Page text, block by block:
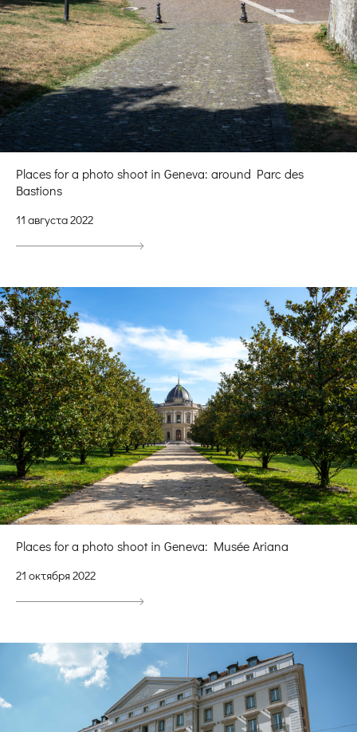
Places for a photo shoot in Geneva: around Parc des
Bastions
11 августа 2022
Places for a photo shoot in Geneva: Musée Ariana
21 октября 2022